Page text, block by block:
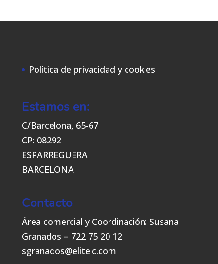
Política de privacidad y cookies
Estamos en:
C/Barcelona, 65-67
CP: 08292
ESPARREGUERA
BARCELONA
Contacto
Área comercial y Coordinación: Susana
Granados – 722 75 20 12
sgranados@elitelc.com